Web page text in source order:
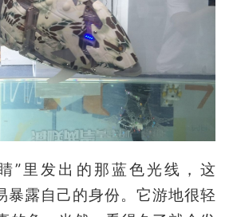
”里发出的那蓝色光线，这
暴露自己的身份。它游地很轻